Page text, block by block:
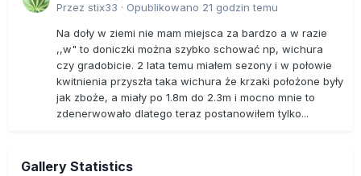
Przez stix33 · Opublikowano 21 godzin temu
Na doły w ziemi nie mam miejsca za bardzo a w razie
,,w" to doniczki można szybko schować np, wichura
czy gradobicie. 2 lata temu miałem sezony i w połowie
kwitnienia przyszła taka wichura że krzaki położone były
jak zboże, a miały po 1.8m do 2.3m i mocno mnie to
zdenerwowało dlatego teraz postanowiłem tylko...
Gallery Statistics